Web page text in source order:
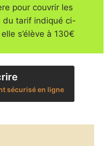
pour couvrir les
du tarif indiqué ci-
s’élève à 130€
sécurisé en ligne